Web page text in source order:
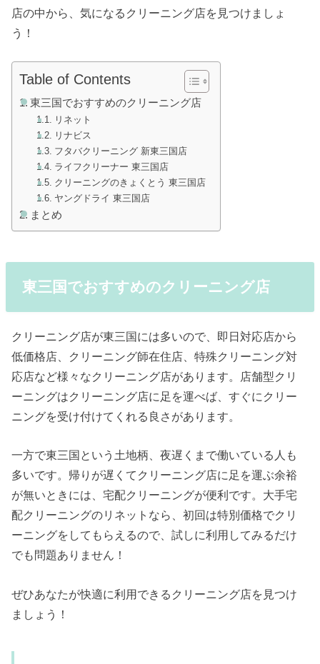
店の中から、気になるクリーニング店を見つけましょ
う！
Table of Contents
東三国でおすすめのクリーニング店
リネット
リナビス
フタバクリーニング 新東三国店
ライフクリーナー 東三国店
クリーニングのきょくとう 東三国店
ヤングドライ 東三国店
まとめ
東三国でおすすめのクリーニング店
クリーニング店が東三国には多いので、即日対応店から
低価格店、クリーニング師在住店、特殊クリーニング対
応店など様々なクリーニング店があります。店舗型クリ
ーニングはクリーニング店に足を運べば、すぐにクリー
ニングを受け付けてくれる良さがあります。
一方で東三国という土地柄、夜遅くまで働いている人も
多いです。帰りが遅くてクリーニング店に足を運ぶ余裕
が無いときには、宅配クリーニングが便利です。大手宅
配クリーニングのリネットなら、初回は特別価格でクリ
ーニングをしてもらえるので、試しに利用してみるだけ
でも問題ありません！
ぜひあなたが快適に利用できるクリーニング店を見つけ
ましょう！